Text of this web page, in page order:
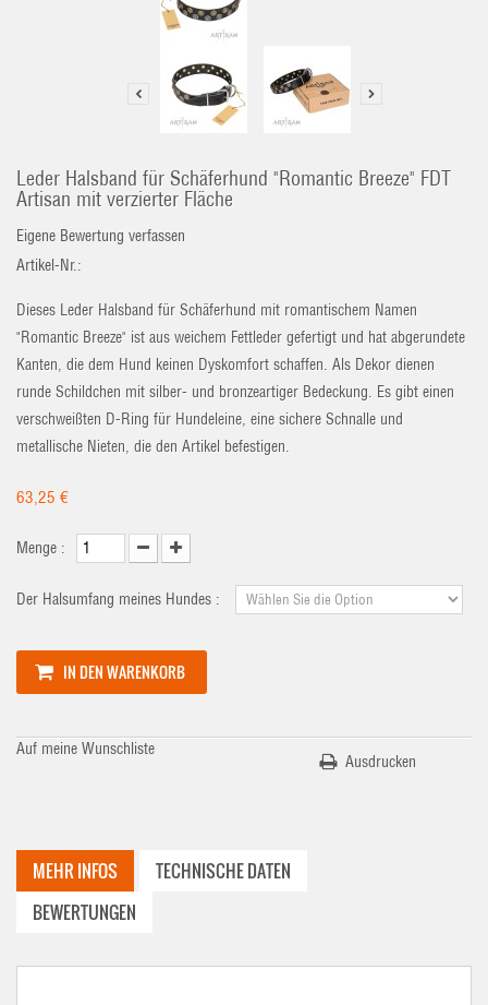
Leder Halsband für Schäferhund "Romantic Breeze" FDT
Artisan mit verzierter Fläche
Eigene Bewertung verfassen
Artikel-Nr.:
Dieses Leder Halsband für Schäferhund mit romantischem Namen
"Romantic Breeze" ist aus weichem Fettleder gefertigt und hat abgerundete
Kanten, die dem Hund keinen Dyskomfort schaffen. Als Dekor dienen
runde Schildchen mit silber- und bronzeartiger Bedeckung. Es gibt einen
verschweißten D-Ring für Hundeleine, eine sichere Schnalle und
metallische Nieten, die den Artikel befestigen.
63,25 €
Menge :
Der Halsumfang meines Hundes :
IN DEN WARENKORB
Auf meine Wunschliste
Ausdrucken
MEHR INFOS
TECHNISCHE DATEN
BEWERTUNGEN